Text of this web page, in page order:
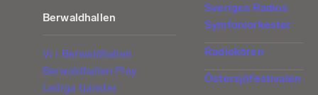
Berwaldhallen
Vi i Berwaldhallen
Berwaldhallen Play
Lediga tjänster
Sveriges Radios
Symfoniorkester
Radiokören
Östersjöfestivalen